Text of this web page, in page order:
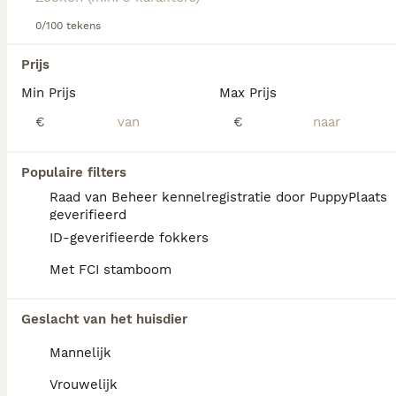
0/100 tekens
Prijs
Min Prijs
€
Max Prijs
€
Populaire filters
Raad van Beheer kennelregistratie door PuppyPlaats
geverifieerd
ID-geverifieerde fokkers
Met FCI stamboom
Geslacht van het huisdier
Mannelijk
Vrouwelijk
We hebben 0 Chinese Naakthond Honden ter
Als je toekomstige resultaten wil zien voor deze
exacte zoekopdracht, sla dan je zoekopdracht op en
FAQ's
geschikte gezinshonden?
Chinese Cresteds zijn vrolijke, sociale
honden die een hechte band opbouwen met